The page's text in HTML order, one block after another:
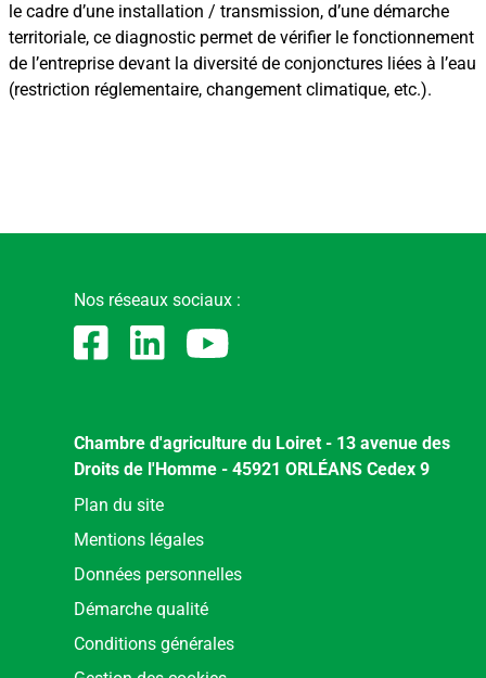
le cadre d’une installation / transmission, d’une démarche
territoriale, ce diagnostic permet de vérifier le fonctionnement
de l’entreprise devant la diversité de conjonctures liées à l’eau
(restriction réglementaire, changement climatique, etc.).
Nos réseaux sociaux :
Chambre d'agriculture du Loiret - 13 avenue des
Droits de l'Homme - 45921 ORLÉANS Cedex 9
Menu
Pied
de
page
Plan du site
Mentions légales
Données personnelles
Démarche qualité
Conditions générales